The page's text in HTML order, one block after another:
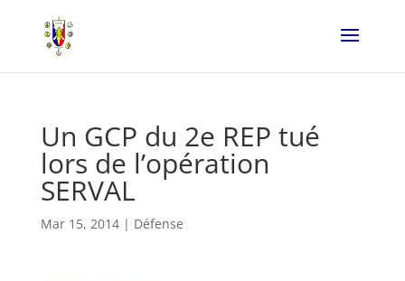
Un GCP du 2e REP tué
lors de l’opération
SERVAL
Mar 15, 2014| Défense